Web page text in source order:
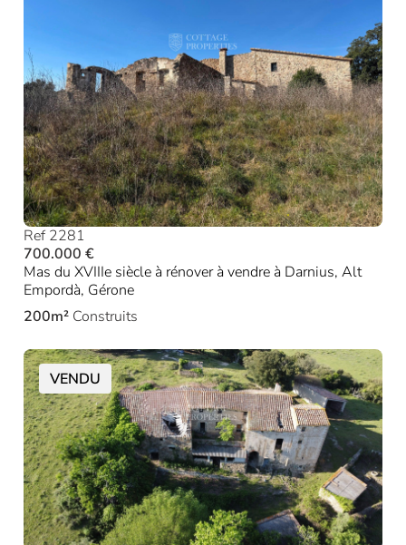
Ref 2281
700.000 €
Mas du XVIIIe siècle à rénover à vendre à Darnius, Alt
Empordà, Gérone
200m² Construits
VENDU